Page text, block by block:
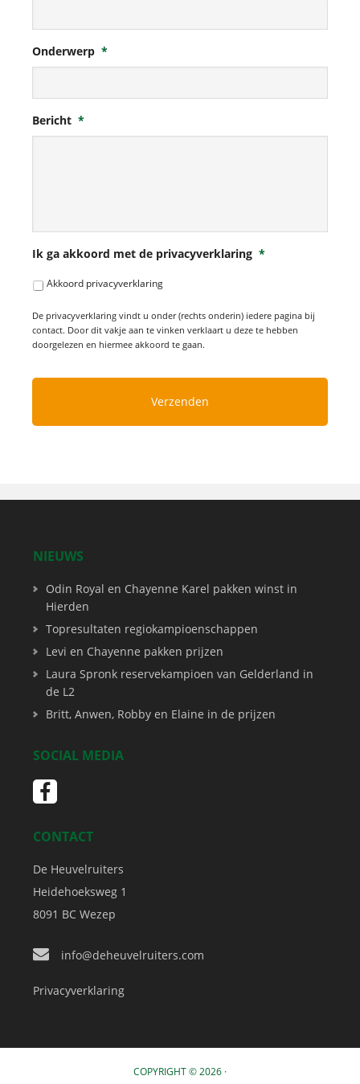
Onderwerp *
Bericht *
Ik ga akkoord met de privacyverklaring *
Akkoord privacyverklaring
De privacyverklaring vindt u onder (rechts onderin) iedere pagina bij
contact. Door dit vakje aan te vinken verklaart u deze te hebben
doorgelezen en hiermee akkoord te gaan.
NIEUWS
Odin Royal en Chayenne Karel pakken winst in
Hierden
Topresultaten regiokampioenschappen
Levi en Chayenne pakken prijzen
Laura Spronk reservekampioen van Gelderland in
de L2
Britt, Anwen, Robby en Elaine in de prijzen
SOCIAL MEDIA
CONTACT
De Heuvelruiters
Heidehoeksweg 1
8091 BC Wezep
info@deheuvelruiters.com
Privacyverklaring
COPYRIGHT © 2026 ·